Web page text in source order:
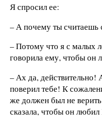
Я спросил ее:
– А почему ты считаешь
– Потому что я с малых
говорила ему, чтобы он
– Ах да, действительно!
поверил тебе! К
же должен был не
сказала, чтобы он любил